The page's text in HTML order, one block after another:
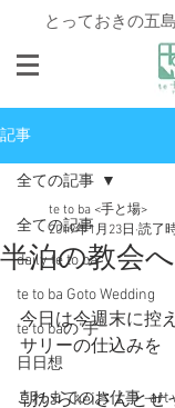
とっておきの五
記事
全ての記事
daily te to ba
te to ba Goto Wedding
te to baの"手"
日日想
これまでのお仕事 -art
全ての記事
半泊の教会へ
te to ba <手と場>
2019年1月23日 読了
今日は今週末に控
サリーの仕込みを
朝からkeiさんとせ